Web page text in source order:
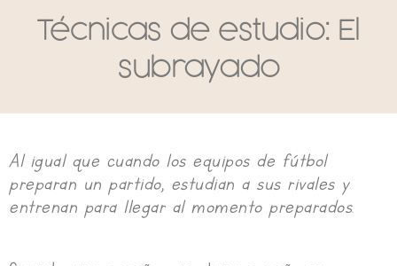
Técnicas de estudio: El
subrayado
Al igual que cuando los equipos de fútbol
preparan un partido, estudian a sus rivales y
entrenan para llegar al momento preparados.